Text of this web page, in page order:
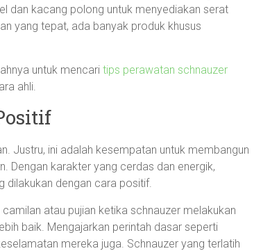
dan kacang polong untuk menyediakan serat
yang tepat, ada banyak produk khusus
untuk mencari tips perawatan schnauzer
ahli.
Justru, ini adalah kesempatan untuk membangun
Dengan karakter yang cerdas dan energik,
dilakukan dengan cara positif.
atau pujian ketika schnauzer melakukan
baik. Mengajarkan perintah dasar seperti
mereka juga. Schnauzer yang terlatih